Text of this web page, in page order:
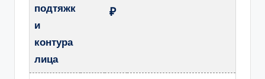
подтяжк
и
контура
лица
₽